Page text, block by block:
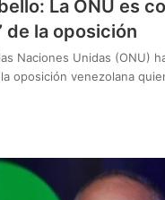
La ONU es
de la oposición
Naciones Unidas (ONU)
oposición venezolana